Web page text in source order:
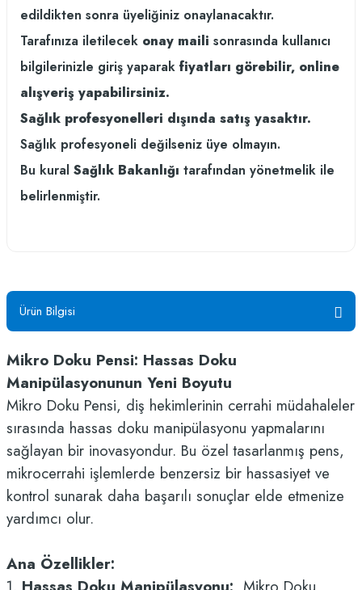
edildikten sonra üyeliğiniz onaylanacaktır.
Tarafınıza iletilecek onay maili sonrasında kullanıcı
bilgilerinizle giriş yaparak fiyatları görebilir, online
alışveriş yapabilirsiniz.
Sağlık profesyonelleri dışında satış yasaktır.
Sağlık profesyoneli değilseniz üye olmayın.
Bu kural Sağlık Bakanlığı tarafından yönetmelik ile
belirlenmiştir.
Ürün Bilgisi
Mikro Doku Pensi: Hassas Doku
Manipülasyonunun Yeni Boyutu
Mikro Doku Pensi, diş hekimlerinin cerrahi müdahaleler
sırasında hassas doku manipülasyonu yapmalarını
sağlayan bir inovasyondur. Bu özel tasarlanmış pens,
mikrocerrahi işlemlerde benzersiz bir hassasiyet ve
kontrol sunarak daha başarılı sonuçlar elde etmenize
yardımcı olur.
Ana Özellikler: